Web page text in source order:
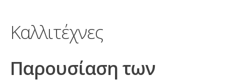
Καλλιτέχνες
Παρουσίαση των